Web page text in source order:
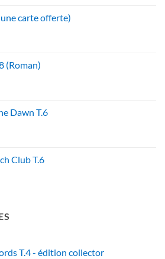
carte offerte)
(Roman)
Dawn T.6
Club T.6
T.4 - édition collector